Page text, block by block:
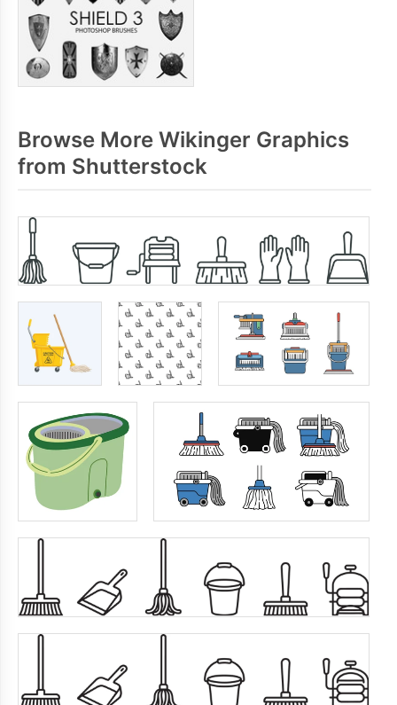
Browse More Wikinger Graphics
from Shutterstock